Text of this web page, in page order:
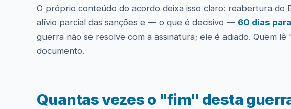
O próprio conteúdo do acordo deixa isso claro: reabertura do
alívio parcial das sanções e — o que é decisivo — 60 dias
guerra não se resolve com a assinatura; ele é adiado. Quem
documento.
Quantas vezes o "fim" desta